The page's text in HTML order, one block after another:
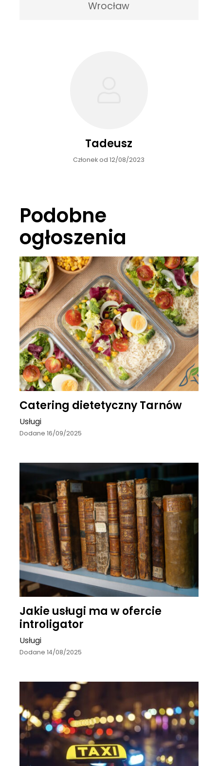
Wrocław
Tadeusz
Członek od 12/08/2023
Podobne
ogłoszenia
Catering dietetyczny Tarnów
Usługi
Dodane 16/09/2025
Jakie usługi ma w ofercie
introligator
Usługi
Dodane 14/08/2025